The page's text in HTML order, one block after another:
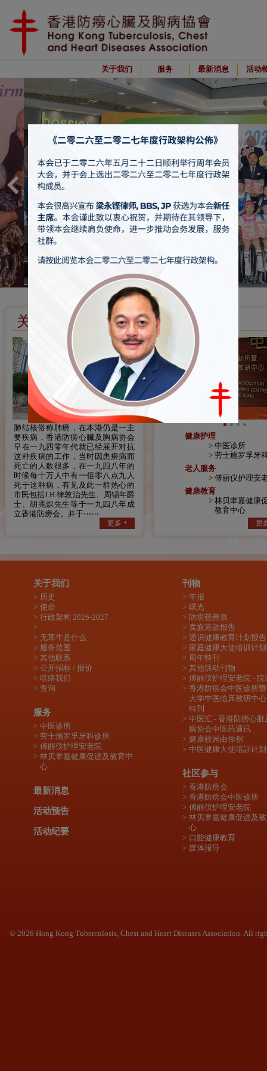
关于我们 服务 最新消息 活动
关于我们
肺结核俗称肺痨，在本港仍是一主
要疾病，香港防痨心臟及胸病协会
早在一九四零年代就已经展开对抗
这种疾病的工作，当时因患痨病而
死亡的人数很多，在一九四八年的
时候每十万人中有一佰零八点九人
死于这种病，有见及此一群热心的
市民包括J.H.律敦治先生、周锡年爵
士、胡兆炽先生等于一九四八年成
立香港防痨会。并于⋯⋯
更多 +
服务
中医诊所
健康护理
中医诊所
劳士施罗孚牙
老人服务
傅丽仪护理安
健康教育
林贝聿嘉健康
教育中心
更
关于我们
历史
使命
行政架构 2026-2027
无耳牛是什么
服务范围
其他联系
公开招标 / 报价
联络我们
查询
服务
中医诊所
劳士施罗孚牙科诊所
傅丽仪护理安老院
林贝聿嘉健康促进及教育中
心
最新消息
活动预告
活动纪要
刊物
年报
曙光
防痨慈善票
卖旗筹款报告
通识健康教育计划报告
家庭健康大使培训计划
周年特刊
其他活动刊物
傅丽仪护理安老院 - 院
香港防痨会中医诊所
大学中医临床教研中
特刊
中医汇 - 香港防痨心脏
病协会中医药通讯
健康校园由你创
中医健康大使培訓计划
社区参与
香港防痨会
香港防痨会中医诊所
傅丽仪护理安老院
林贝聿嘉健康促进及
心
口腔健康教育
媒体报导
© 2026 Hong Kong Tuberculosis, Chest and Heart Diseases Association. All